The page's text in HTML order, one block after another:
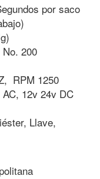
por saco
200
RPM 1250
12v 24v DC
Llave,